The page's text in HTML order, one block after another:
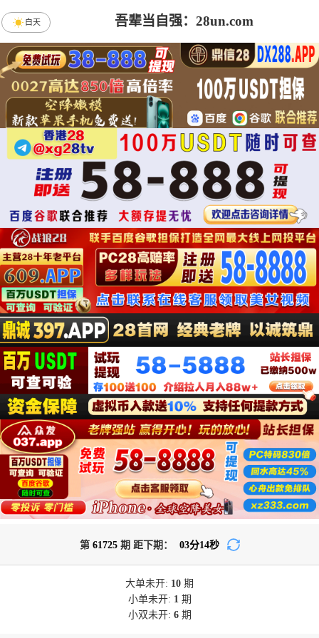
吾辈当自强：28un.com
白天
第 61725期 距下期： 03分14秒
大单未开: 10 期
小单未开: 1期
小双未开: 6期